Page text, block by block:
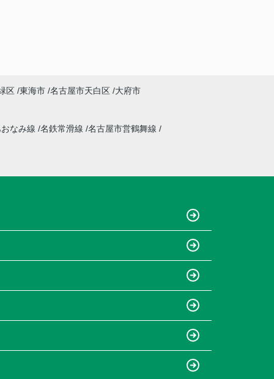
区 東海市 名古屋市天白区 大府市
なみ線 名鉄常滑線 名古屋市営鶴舞線